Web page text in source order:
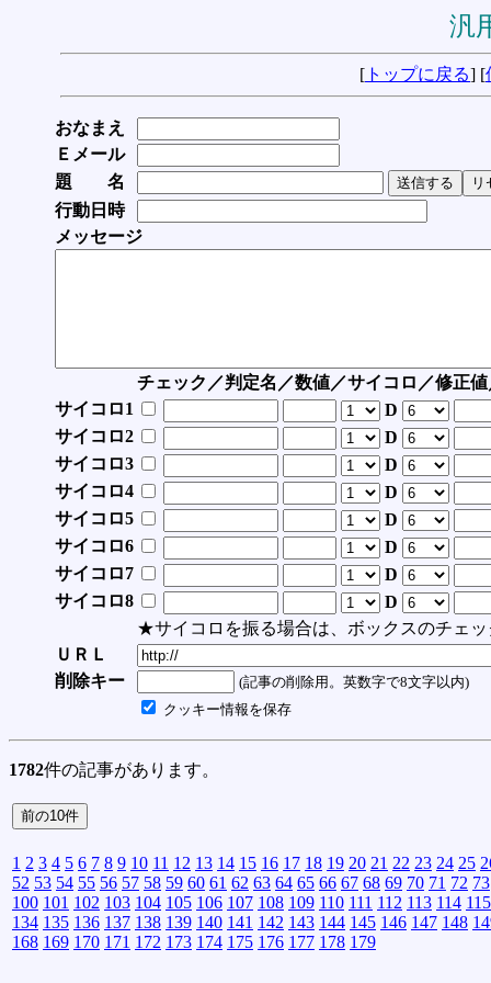
汎
[ トップに戻る] [
おなまえ
Ｅメール
題 名
行動日時
メッセージ
チェック／判定名／数値／サイコロ／修正
サイコロ1
D
サイコロ2
D
サイコロ3
D
サイコロ4
D
サイコロ5
D
サイコロ6
D
サイコロ7
D
サイコロ8
D
★サイコロを振る場合は、ボックスのチェッ
ＵＲＬ
削除キー
(記事の削除用。英数字で8文字以内)
クッキー情報を保存
1782件の記事があります。
1 2 3 4 5 6 7 8 9 10 11 12 13 14 15 16 17 18 19 20 21 22 23 24 25
52 53 54 55 56 57 58 59 60 61 62 63 64 65 66 67 68 69 70 71 72 73
100 101 102 103 104 105 106 107 108 109 110 111 112 113 114 115
134 135 136 137 138 139 140 141 142 143 144 145 146 147 148
168 169 170 171 172 173 174 175 176 177 178 179